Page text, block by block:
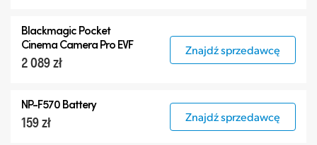
Blackmagic Pocket
Cinema Camera Pro EVF
2 089 zł
Znajdź sprzedawcę
NP-F570 Battery
159 zł Znajdź sprzedawcę